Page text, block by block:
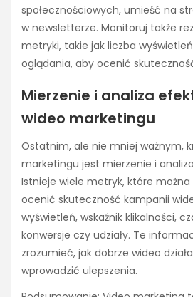
społecznościowych, umieść na
w newsletterze. Monitoruj także
metryki, takie jak liczba
oglądania, aby ocenić
Mierzenie i analiza
wideo marketingu
Ostatnim, ale nie mniej ważnym,
marketingu jest mierzenie i
Istnieje wiele metryk, które
ocenić skuteczność kampanii
wyświetleń, wskaźnik klikalności,
konwersje czy udziały. Te
zrozumieć, jak dobrze wideo
wprowadzić ulepszenia.